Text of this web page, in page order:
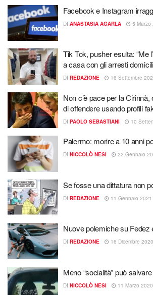
Facebook e Instagram
DI ANASTASIA AGARLA 5 Marzo
Tik Tok, pusher esulta: “Me
a casa con gli arresti
DI REDAZIONE 16 Settembre
Non c’è pace per la
di offendere usando profili
DI PAOLO SEBASTIANI 10
Palermo: morire a 10 anni
DI NICCOLÒ NESI 22 Gennaio
Se fosse una dittatura non
DI REDAZIONE 11 Gennaio 2021
Nuove polemiche su Fedez
DI REDAZIONE 16 Dicembre 2020
Meno “socialità” può
DI NICCOLÒ NESI 11 Marzo 2020